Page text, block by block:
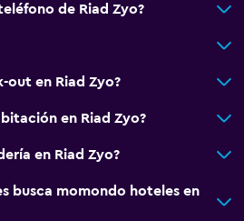
de Riad Zyo?
out en Riad Zyo?
en Riad Zyo?
en Riad Zyo?
busca momondo hoteles en